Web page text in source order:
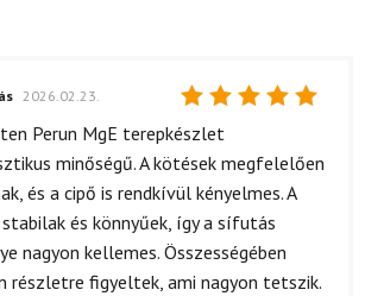
Értékelés:
2026.02.23.
Perun MgE terepkészlet
minőségű. A kötések megfelelően
és a cipő is rendkívül kényelmes. A
és könnyűek, így a sífutás
nagyon kellemes. Összességében
részletre figyeltek, ami nagyon tetszik.